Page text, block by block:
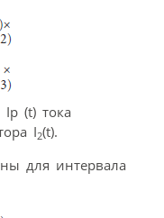
Iр (t) тока
I2(t).
для интервала